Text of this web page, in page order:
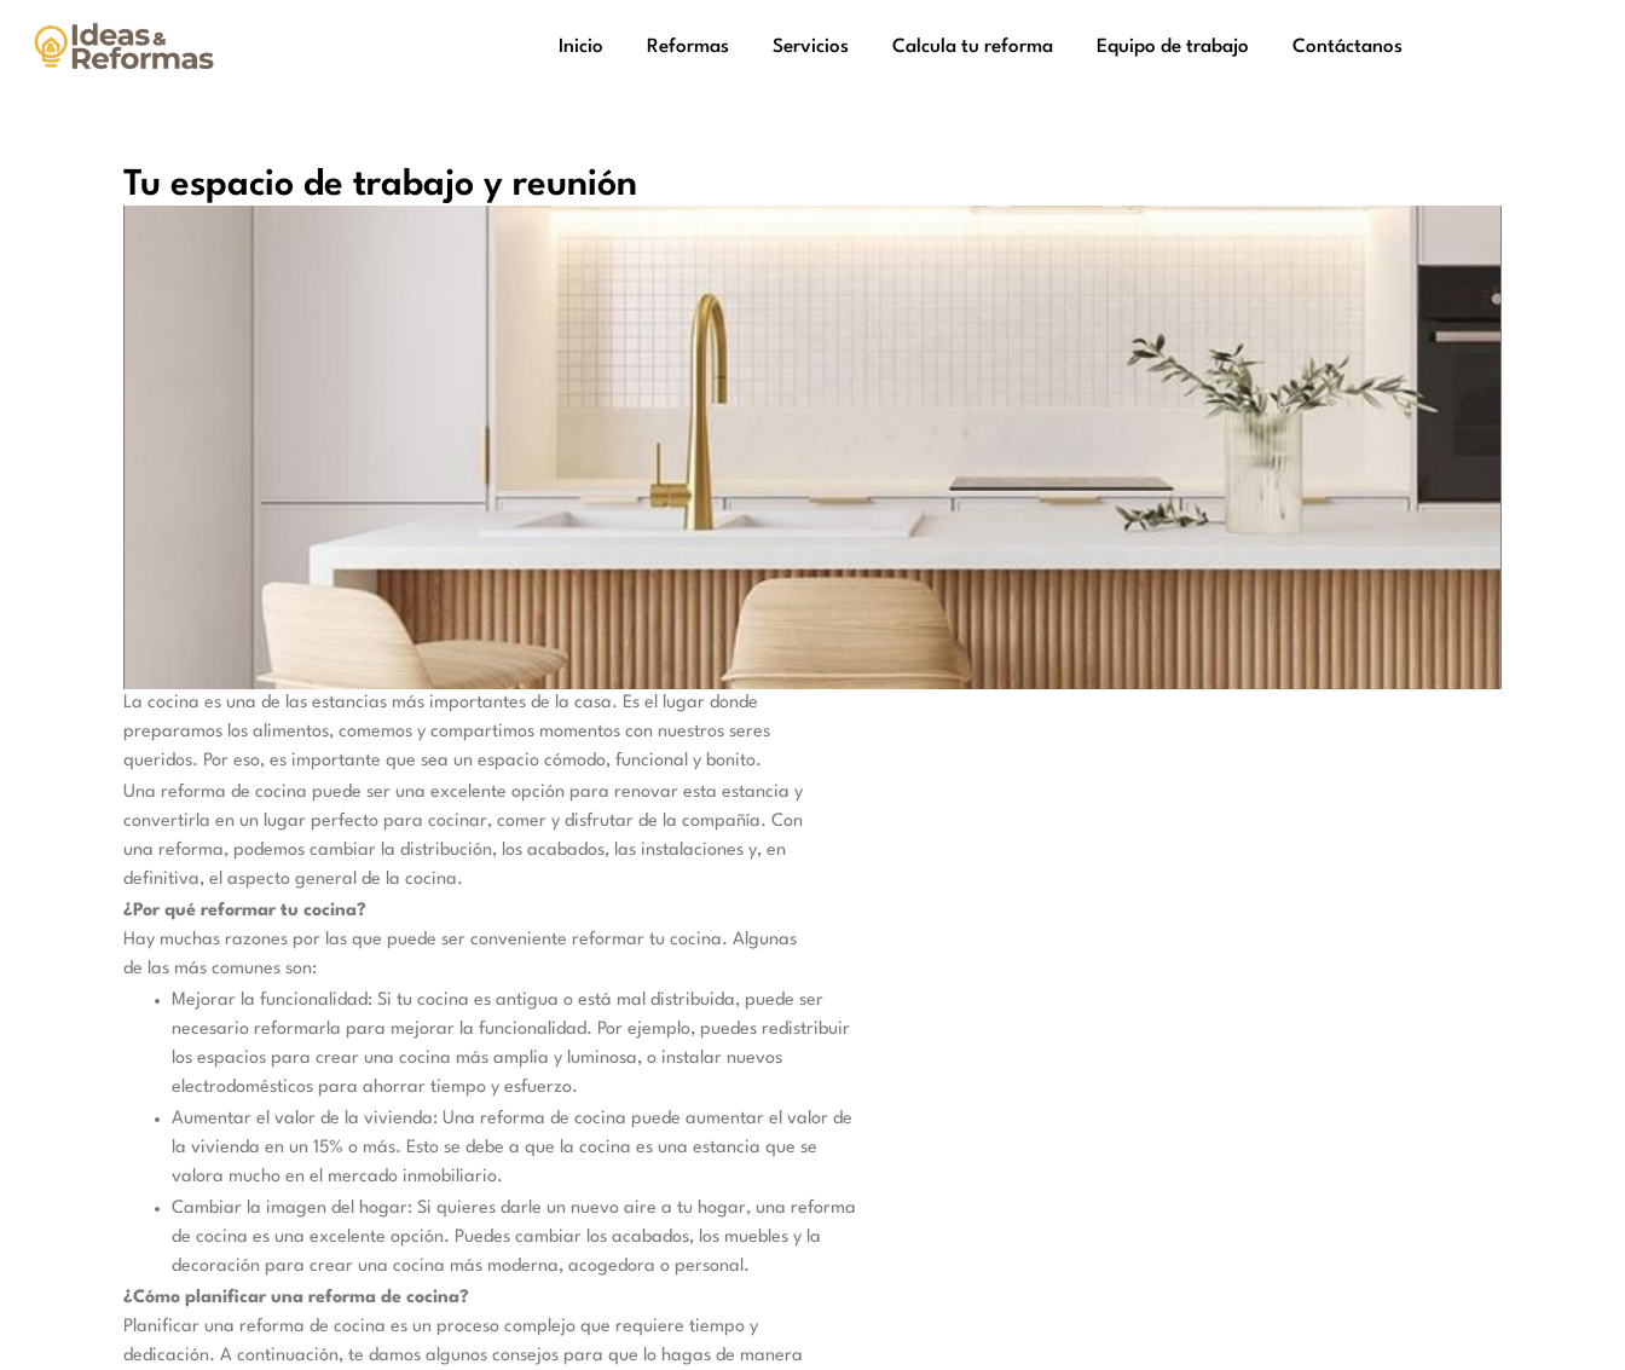
Inicio Reformas Servicios Calcula tu reforma Equipo de trabajo Contáctanos
Tu espacio de trabajo y reunión
La cocina es una de las estancias más importantes de la casa. Es el lugar donde
preparamos los alimentos, comemos y compartimos momentos con nuestros seres
queridos. Por eso, es importante que sea un espacio cómodo, funcional y bonito.
Una reforma de cocina puede ser una excelente opción para renovar esta estancia y
convertirla en un lugar perfecto para cocinar, comer y disfrutar de la compañía. Con
una reforma, podemos cambiar la distribución, los acabados, las instalaciones y, en
definitiva, el aspecto general de la cocina.
¿Por qué reformar tu cocina?
Hay muchas razones por las que puede ser conveniente reformar tu cocina. Algunas
de las más comunes son:
Mejorar la funcionalidad: Si tu cocina es antigua o está mal distribuida, puede ser
necesario reformarla para mejorar la funcionalidad. Por ejemplo, puedes redistribuir
los espacios para crear una cocina más amplia y luminosa, o instalar nuevos
electrodomésticos para ahorrar tiempo y esfuerzo.
Aumentar el valor de la vivienda: Una reforma de cocina puede aumentar el valor de
la vivienda en un 15% o más. Esto se debe a que la cocina es una estancia que se
valora mucho en el mercado inmobiliario.
Cambiar la imagen del hogar: Si quieres darle un nuevo aire a tu hogar, una reforma
de cocina es una excelente opción. Puedes cambiar los acabados, los muebles y la
decoración para crear una cocina más moderna, acogedora o personal.
¿Cómo planificar una reforma de cocina?
Planificar una reforma de cocina es un proceso complejo que requiere tiempo y
dedicación. A continuación, te damos algunos consejos para que lo hagas de manera